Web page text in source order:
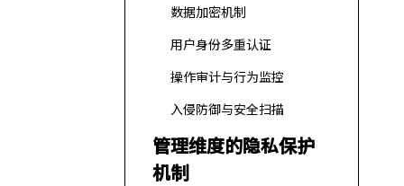
数据加密机制
用户身份多重认证
操作审计与行为监控
入侵防御与安全扫描
管理维度的隐私保护
机制